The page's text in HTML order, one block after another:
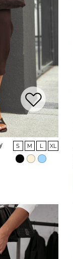
S M L XL